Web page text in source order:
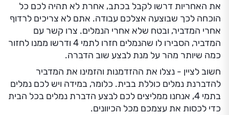
את האחריות דרשו לקבל בכתב, אחרת לא תהיה לכם כל
הוכחה לכך שבוצעה אצלכם עבודה. אתם לא צריכים לרדוף
אחרי המדביר, ובטח שלא אחרי הנמלים. צרו קשר עם
המדביר, הסבירו לו שהנמלים חזרו לתמי 4 ודרשו ממנו לחזור
כמה שיותר מהר על מנת לבצע שוב הדברה.
חשוב לציין - נצלו את ההזדמנות והזמינו את המדביר
להדברנת נמלים כוללת בבית. כלומר, במידה ויש לכם נמלים
בתמי 4, אנחנו ממליצים לכם לבצע הדברת נמלים בכל הבית
כדי לכסות את עצמכם מכל הכיוונים.